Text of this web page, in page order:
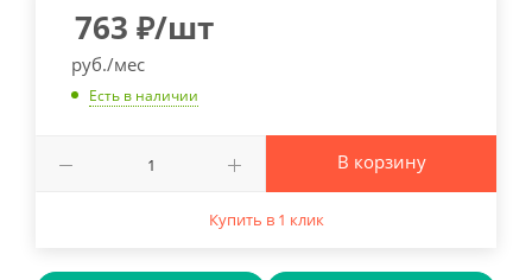
763 ₽/шт
руб./мес
Есть в наличии
В корзину
Купить в 1 клик